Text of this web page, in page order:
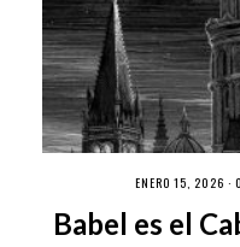
ENERO 15, 2026 ·
Babel es el